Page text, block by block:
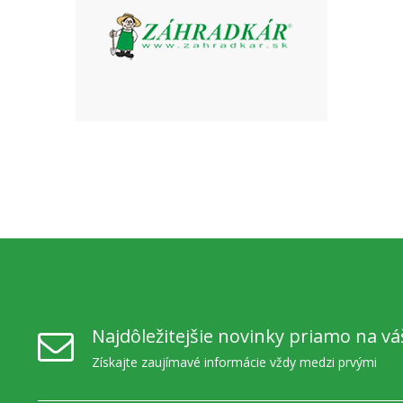
Najdôležitejšie novinky priamo na
Získajte zaujímavé informácie vždy medzi prvými